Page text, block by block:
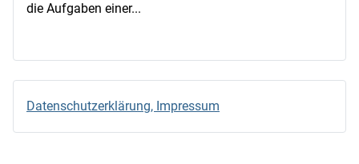
die Aufgaben einer...
Datenschutzerklärung, Impressum